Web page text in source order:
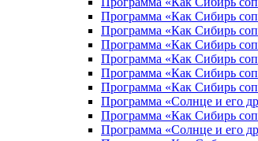
Программа «Как Сибирь
Программа «Как Сибирь
Программа «Как Сибирь
Программа «Как Сибирь
Программа «Как Сибирь
Программа «Как Сибирь
Программа «Солнце и его
Программа «Как Сибирь
Программа «Солнце и его